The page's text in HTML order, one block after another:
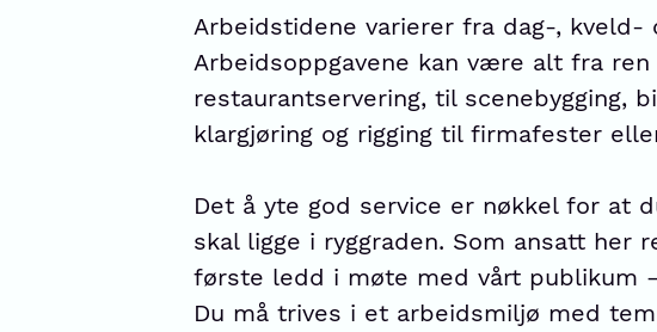
Arbeidstidene varierer fra dag-, kveld-
Arbeidsoppgavene kan være alt fra ren
restaurantservering, til scenebygging,
klargjøring og rigging til firmafester
Det å yte god service er nøkkel for at
skal ligge i ryggraden. Som ansatt her
første ledd i møte med vårt publikum
Du må trives i et arbeidsmiljø med